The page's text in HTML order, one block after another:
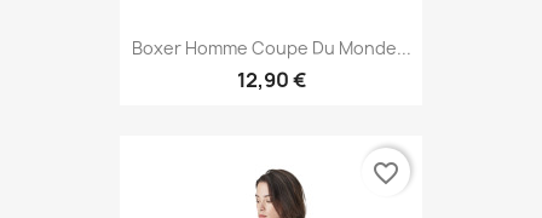
Boxer Homme Coupe Du Monde...
12,90 €
favorite_border